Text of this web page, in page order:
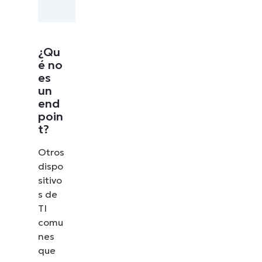
¿Qu
é no
es
un
end
poin
t?
Otros
dispo
sitivo
s de
TI
comu
nes
que